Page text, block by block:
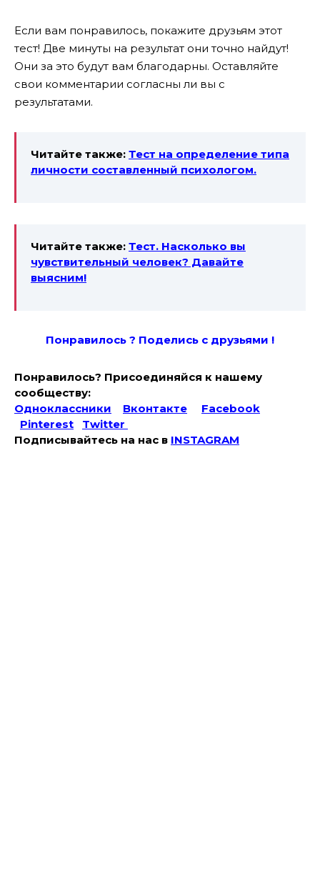
Если вам понравилось, покажите друзьям этот
тест! Две минуты на результат они точно найдут!
Они за это будут вам благодарны. Оставляйте
свои комментарии согласны ли вы с
результатами.
Читайте также: Тест на определение типа
личности составленный психологом.
Читайте также: Тест. Насколько вы
чувствительный человек? Давайте
выясним!
Понравилось ? Поделись с друзьями !
Понравилось? Присоединяйся к нашему
сообществу:
Одноклассники
Вконтакте
Facebook
Pinterest
Twitter
Подписывайтесь на наc в INSTAGRAM